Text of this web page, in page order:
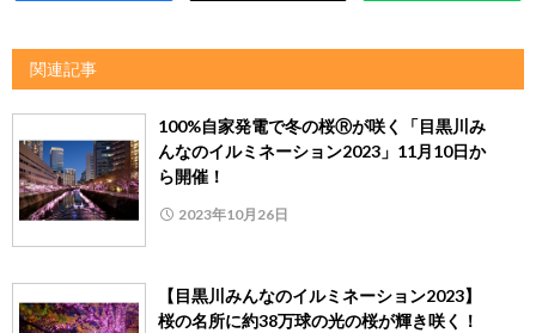
関連記事
100%自家発電で冬の桜Ⓡが咲く「目黒川み
んなのイルミネーション2023」11月10日か
ら開催！
2023年10月26日
【目黒川みんなのイルミネーション2023】
桜の名所に約38万球の光の桜が輝き咲く！